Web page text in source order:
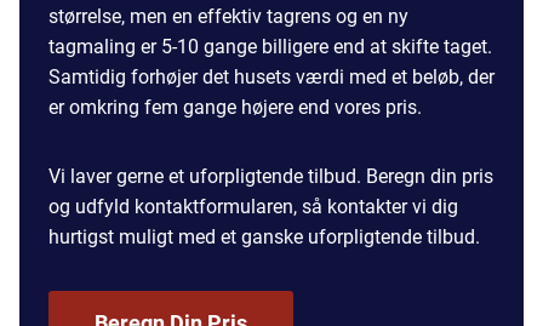
størrelse, men en effektiv tagrens og en ny
tagmaling er 5-10 gange billigere end at skifte taget.
Samtidig forhøjer det husets værdi med et beløb, der
er omkring fem gange højere end vores pris.
Vi laver gerne et uforpligtende tilbud. Beregn din pris
og udfyld kontaktformularen, så kontakter vi dig
hurtigst muligt med et ganske uforpligtende tilbud.